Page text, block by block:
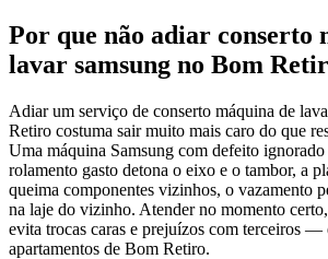
Por que não adiar conserto
lavar samsung no Bom
Adiar um serviço de conserto máquina de
Retiro costuma sair muito mais caro do que
Uma máquina Samsung com defeito
rolamento gasto detona o eixo e o tambor, a
queima componentes vizinhos, o vazamento
na laje do vizinho. Atender no momento
evita trocas caras e prejuízos com terceiros —
apartamentos de Bom Retiro.